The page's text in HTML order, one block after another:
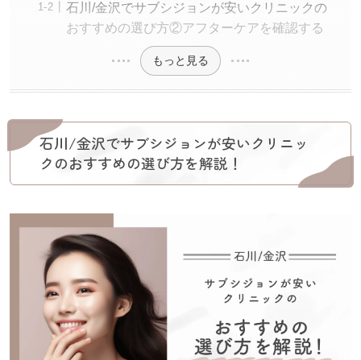
石川/金沢でサブシジョンが安いクリニックの
おすすめの選び方②アフターケアを確認する
もっと見る
石川/金沢でサブシジョンが安いクリニッ
クのおすすめの選び方を解説！